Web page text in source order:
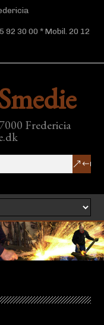
92 30 00 * Mobil. 20 12
Fredericia